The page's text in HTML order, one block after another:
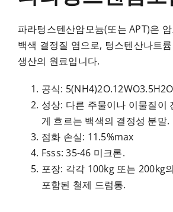
파라텅스텐산암모늄(또는 APT)은
백색 결정질 염으로, 텅스텐산나트
생산의 원료입니다.
공식:
성상: 다른 주물이나 이물질이
게 흐르는 백색의 결정성 분말.
점화 손실: 11.5%max
Fsss: 35-46 미크론.
포장: 각각 100kg 또는 200kg
포함된 철제 드럼통.